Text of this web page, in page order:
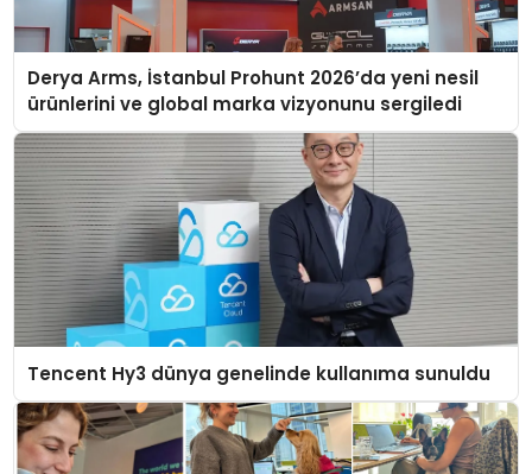
Derya Arms, İstanbul Prohunt 2026’da yeni nesil
ürünlerini ve global marka vizyonunu sergiledi
Tencent Hy3 dünya genelinde kullanıma sunuldu